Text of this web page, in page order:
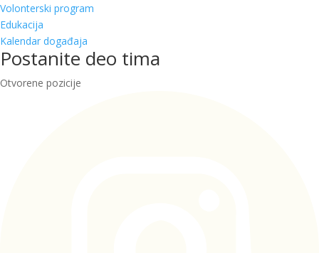
Volonterski program
Edukacija
Kalendar događaja
Postanite deo tima
Otvorene pozicije